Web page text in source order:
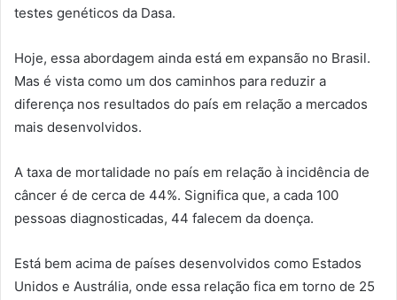
testes genéticos da Dasa.
Hoje, essa abordagem ainda está em expansão no Brasil.
Mas é vista como um dos caminhos para reduzir a
diferença nos resultados do país em relação a mercados
mais desenvolvidos.
A taxa de mortalidade no país em relação à incidência de
câncer é de cerca de 44%. Significa que, a cada 100
pessoas diagnosticadas, 44 falecem da doença.
Está bem acima de países desenvolvidos como Estados
Unidos e Austrália, onde essa relação fica em torno de 25